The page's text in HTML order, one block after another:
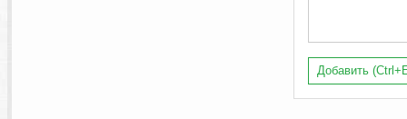
Добавить